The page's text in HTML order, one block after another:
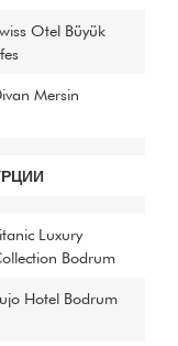
Otel Büyük
Mersin
Luxury
Bodrum
Hotel Bodrum